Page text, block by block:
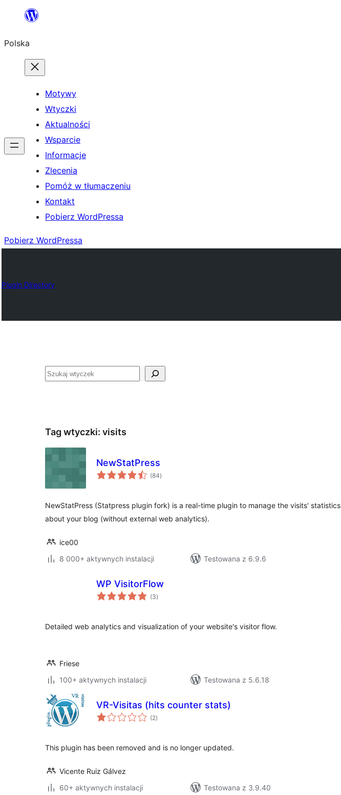
Przejdź
treści
Polska
Motywy
Wtyczki
Aktualności
Wsparcie
Informacje
Zlecenia
Pomóż w tłumaczeniu
Kontakt
Pobierz WordPressa
Pobierz WordPressa
Plugin Directory
Szukaj
Tag wtyczki: visits
NewStatPress
(84wszystkich
ocen
)
NewStatPress (Statpress plugin fork) is a real-time plugin to manage the visits' statistics
about your blog (without external web analytics).
ice00
8 000+ aktywnych instalacji
Testowana z 6.9.6
WP VisitorFlow
(3wszystkich
ocen
)
Detailed web analytics and visualization of your website's visitor flow.
Friese
100+ aktywnych instalacji
Testowana z 5.6.18
VR-Visitas (hits counter stats)
(2wszystkich
ocen
)
This plugin has been removed and is no longer updated.
Vicente Ruiz Gálvez
60+ aktywnych instalacji
Testowana z 3.9.40